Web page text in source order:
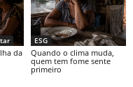
da
ESG
Quando o clima muda,
quem tem fome sente
primeiro